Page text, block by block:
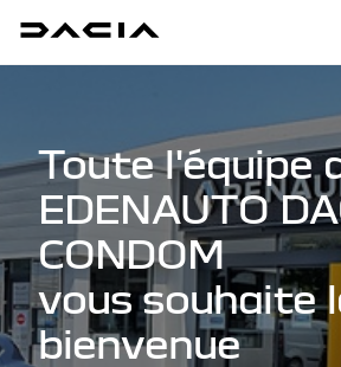
Toute l'équipe
EDENAUTO
CONDOM
vous souhaite
bienvenue